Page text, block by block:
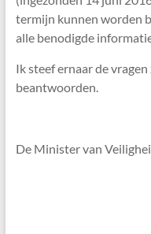
termijn kunnen worden
alle benodigde
Ik steef ernaar de
beantwoorden.
De Minister van